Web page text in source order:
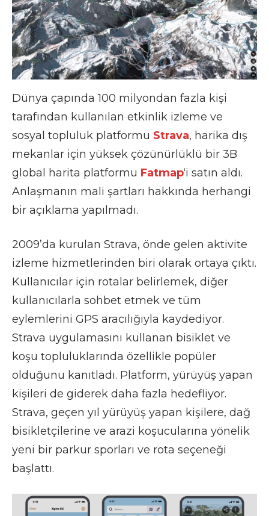
Dünya çapında 100 milyondan fazla kişi
tarafından kullanılan etkinlik izleme ve
sosyal topluluk platformu Strava, harika dış
mekanlar için yüksek çözünürlüklü bir 3B
global harita platformu Fatmap‘i satın aldı.
Anlaşmanın mali şartları hakkında herhangi
bir açıklama yapılmadı.
2009’da kurulan Strava, önde gelen aktivite
izleme hizmetlerinden biri olarak ortaya çıktı.
Kullanıcılar için rotalar belirlemek, diğer
kullanıcılarla sohbet etmek ve tüm
eylemlerini GPS aracılığıyla kaydediyor.
Strava uygulamasını kullanan bisiklet ve
koşu topluluklarında özellikle popüler
olduğunu kanıtladı. Platform, yürüyüş yapan
kişileri de giderek daha fazla hedefliyor.
Strava, geçen yıl yürüyüş yapan kişilere, dağ
bisikletçilerine ve arazi koşucularına yönelik
yeni bir parkur sporları ve rota seçeneği
başlattı.